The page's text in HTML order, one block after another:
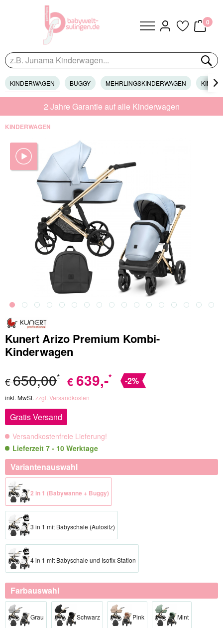
0
KINDERWAGEN BUGGY MEHRLINGSKINDERWAGEN 
2 Jahre Garantie auf alle Kinderwagen
KINDERWAGEN
Kunert Arizo Premium Kombi-
Kinderwagen
€650,00* € 639,-* -2%
inkl. MwSt. zzgl. Versandkosten
Gratis Versand
Versandkostenfreie Lieferung!
Lieferzeit 7 - 10 Werktage
Variantenauswahl
2 in 1 (Babywanne + Buggy)
3 in 1 mit Babyschale (Autositz)
4 in 1 mit Babyschale und Isofix Station
Farbauswahl
Grau Schwarz Pink Mint